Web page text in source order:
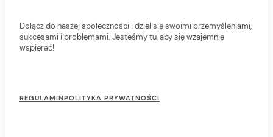
Dołącz do naszej społeczności i dziel się swoimi przemyśleniami,
sukcesami i problemami. Jesteśmy tu, aby się wzajemnie
wspierać!
o
REGULAMINPOLITYKA PRYWATNOŚCI